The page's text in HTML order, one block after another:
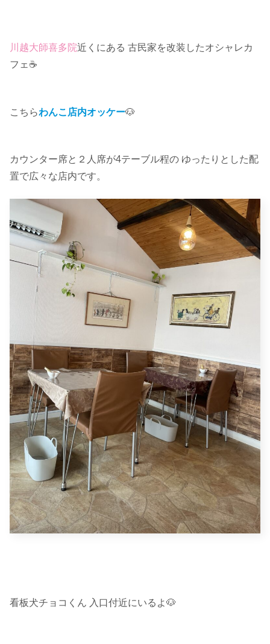
川越大師喜多院近くにある 古民家を改装したオシャレカ
フェ☕️
こちらわんこ店内オッケー🐶
カウンター席と２人席が4テーブル程の ゆったりとした配
置で広々な店内です。
看板犬チョコくん 入口付近にいるよ🐶